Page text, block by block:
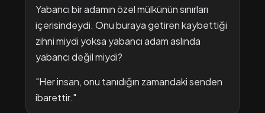
Yabancı bir adamın özel mülkünün sınırları
içerisindeydi. Onu buraya getiren kaybettiği
zihni miydi yoksa yabancı adam aslında
yabancı değil miydi?
"Her insan, onu tanıdığın zamandaki senden
ibarettir."